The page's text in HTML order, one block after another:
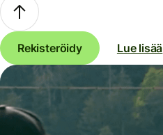
Rekisteröidy Lue lisää